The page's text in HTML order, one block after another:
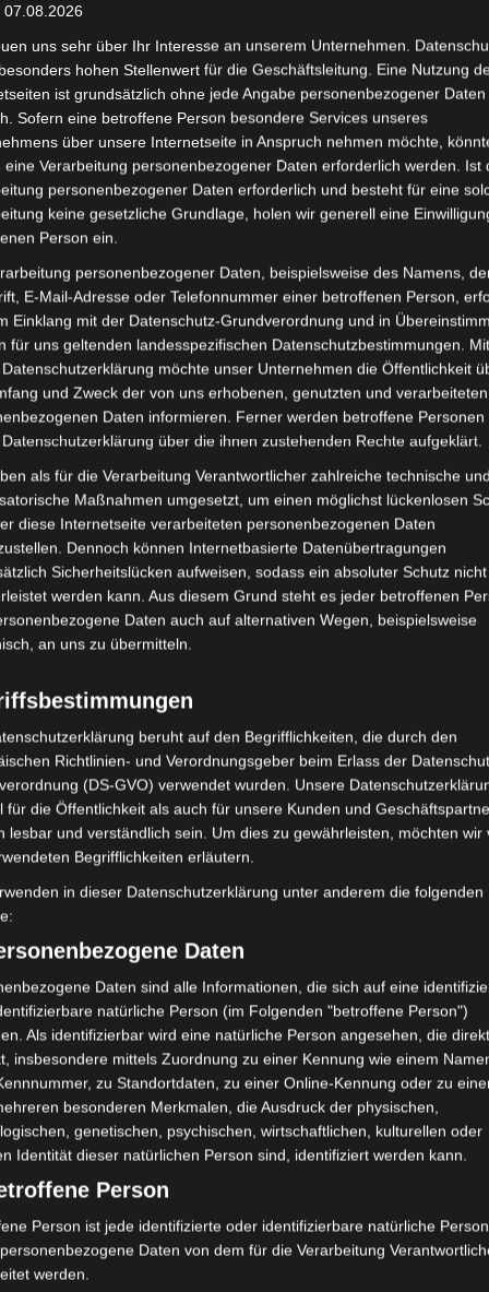
Teilnehmer*innen:
ist super gut
mit fundiertem Wissen sehr
Bereicherung, im Bereich der
der Selbsterfahrung.
angeboten wird.“
und verbundene Art ein
theoretischen und
zentrale und gut erlernbare
sanft nähergebracht.
in der praktischen Anwendung
er uns sehr achtsam, stimmig
das Training habe ich eine gute
Interventionen
Praxis bekommen.
erweitert und
und Möglichkeiten der
Seele haben sich mir eröffnet.“
diese Feedbacks und fühle mich
bedanken, für ihre
und die vielen Anregungen, die sie
den Teilnehmer*innen der Wunsch
besuchen. Ich fühle mich von diesem
gut vorstellen, einen solchen Kurs
sich genügend Interessent*innen
werden, damit eine Fortsetzung ab
Januar 2023
Dezember
November
Juni 2022
Mai 2022
Dezember
November
August 2021
Juni 2021
April 2021
Januar 2021
November
Januar 2020
November
Oktober 2019
Mai 2019
Februar 2019
Januar 2019
Dezember
Oktober 2018
Juni 2018
07.08.2026
uns sehr über Ihr Interesse an unserem Unternehmen.
hohen Stellenwert für die Geschäftsleitung. Eine Nutzung
ist grundsätzlich ohne jede Angabe personenbezogener Daten
Sofern eine betroffene Person besondere Services unseres
über unsere Internetseite in Anspruch nehmen möchte,
eine Verarbeitung personenbezogener Daten erforderlich werden. Ist
personenbezogener Daten erforderlich und besteht für eine
keine gesetzliche Grundlage, holen wir generell eine
Person ein.
personenbezogener Daten, beispielsweise des Namens,
E-Mail-Adresse oder Telefonnummer einer betroffenen Person,
Einklang mit der Datenschutz-Grundverordnung und in
für uns geltenden landesspezifischen Datenschutzbestimmungen.
möchte unser Unternehmen die Öffentlichkeit
und Zweck der von uns erhobenen, genutzten und verarbeiteten
Daten informieren. Ferner werden betroffene Personen
über die ihnen zustehenden Rechte aufgeklärt.
als für die Verarbeitung Verantwortlicher zahlreiche technische
Maßnahmen umgesetzt, um einen möglichst lückenlosen
diese Internetseite verarbeiteten personenbezogenen Daten
Dennoch können Internetbasierte Datenübertragungen
Sicherheitslücken aufweisen, sodass ein absoluter Schutz nicht
werden kann. Aus diesem Grund steht es jeder betroffenen
Daten auch auf alternativen Wegen, beispielsweise
an uns zu übermitteln.
beruht auf den Begrifflichkeiten, die durch den
Richtlinien- und Verordnungsgeber beim Erlass der
(DS-GVO) verwendet wurden. Unsere
für die Öffentlichkeit als auch für unsere Kunden und
lesbar und verständlich sein. Um dies zu gewährleisten, möchten wir
Begrifflichkeiten erläutern.
in dieser Datenschutzerklärung unter anderem die folgenden
Daten
Daten sind alle Informationen, die sich auf eine
natürliche Person (im Folgenden "betroffene Person")
Als identifizierbar wird eine natürliche Person angesehen, die
insbesondere mittels Zuordnung zu einer Kennung wie einem
zu Standortdaten, zu einer Online-Kennung oder zu
besonderen Merkmalen, die Ausdruck der physischen,
genetischen, psychischen, wirtschaftlichen, kulturellen oder
Identität dieser natürlichen Person sind, identifiziert werden kann.
Person
Person ist jede identifizierte oder identifizierbare natürliche
Daten von dem für die Verarbeitung
werden.